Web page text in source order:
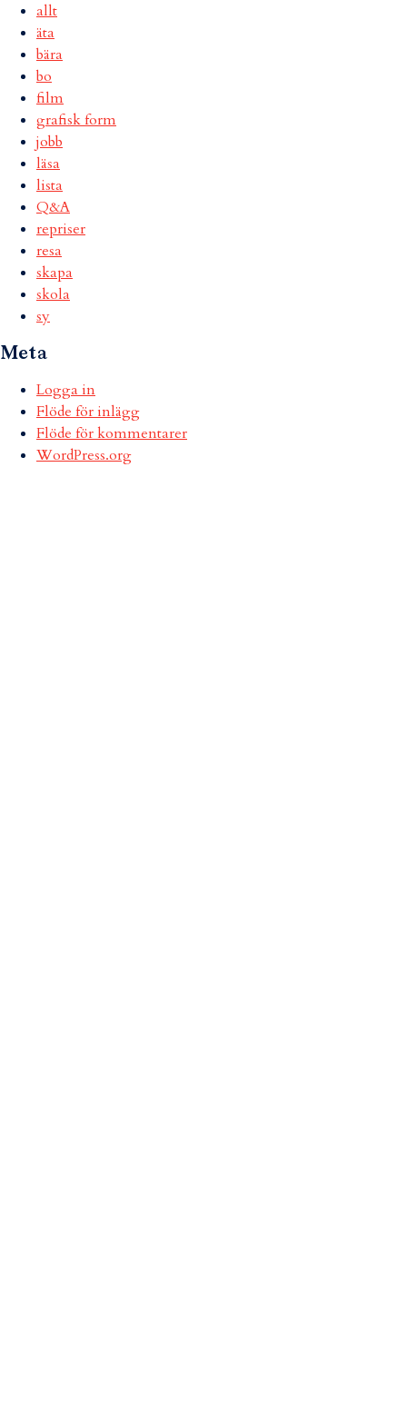
allt
äta
bära
bo
film
grafisk form
jobb
läsa
lista
Q&A
repriser
resa
skapa
skola
sy
Meta
Logga in
Flöde för inlägg
Flöde för kommentarer
WordPress.org